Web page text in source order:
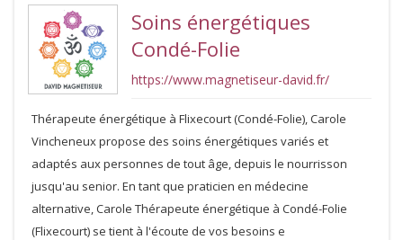
Soins énergétiques
Condé-Folie
https://www.magnetiseur-david.fr/
Thérapeute énergétique à Flixecourt (Condé-Folie), Carole
Vincheneux propose des soins énergétiques variés et
adaptés aux personnes de tout âge, depuis le nourrisson
jusqu'au senior. En tant que praticien en médecine
alternative, Carole Thérapeute énergétique à Condé-Folie
(Flixecourt) se tient à l'écoute de vos besoins e